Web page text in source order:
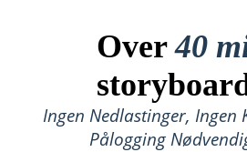
Over40
Ingen Nedlastinger, Ingen
Pålogging